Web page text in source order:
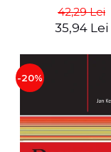
42,29 Lei
35,94 Lei
-20%